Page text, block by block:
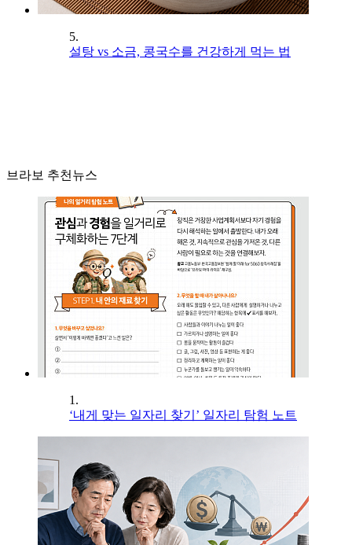
5.
설탕 vs 소금, 콩국수를 건강하게 먹는 법
브라보 추천뉴스
1.
‘내게 맞는 일자리 찾기’ 일자리 탐험 노트